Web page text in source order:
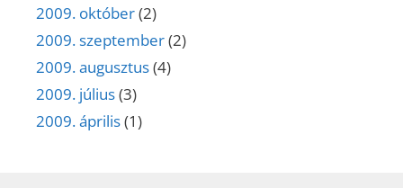
2009. október(2)
2009. szeptember(2)
2009. augusztus(4)
2009. július(3)
2009. április(1)